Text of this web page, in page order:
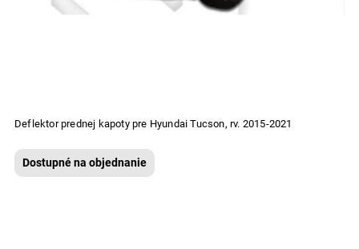
Deflektor prednej kapoty pre Hyundai Tucson, rv. 2015-2021
Dostupné na objednanie